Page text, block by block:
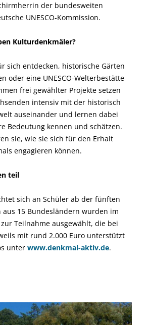
der bundesweiten
UNESCO-Kommission.
Kulturdenkmäler?
sich entdecken, historische Gärten
oder eine UNESCO-Welterbestätte
frei gewählter Projekte setzen
intensiv mit der historisch
auseinander und lernen dabei
Bedeutung kennen und schätzen.
sie, wie sie sich für den Erhalt
engagieren können.
teil
sich an Schüler ab der fünften
aus 15 Bundesländern wurden im
Teilnahme ausgewählt, die bei
mit rund 2.000 Euro unterstützt
unter www.denkmal-aktiv.de.